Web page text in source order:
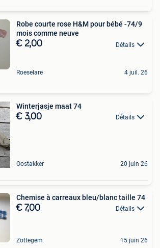
Robe courte rose H&M pour bébé -74/9
mois comme neuve
€ 2,00 Détails
Roeselare 4 juil. 26
Winterjasje maat 74
€ 3,00 Détails
Oostakker 20 juin 26
Chemise à carreaux bleu/blanc taille 74
€ 7,00 Détails
Zottegem 15 juin 26